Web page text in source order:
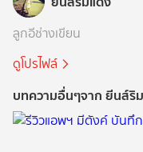
ลูกอีช่างเขียน
ดูโปรไฟล์
บทความอื่นๆจาก ยีนส์ริ